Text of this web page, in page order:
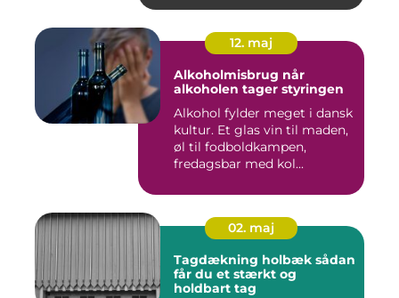
12. maj
Alkoholmisbrug når
alkoholen tager styringen
Alkohol fylder meget i dansk
kultur. Et glas vin til maden,
øl til fodboldkampen,
fredagsbar med kol...
02. maj
Tagdækning holbæk sådan
får du et stærkt og
holdbart tag